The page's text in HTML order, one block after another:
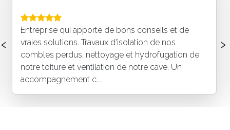
apporte de bons conseils et de
Travaux d'isolation de nos
nettoyage et hydrofugation de
ventilation de notre cave. Un
c...
Équipe
l'écoute et
même si les
‹ ›